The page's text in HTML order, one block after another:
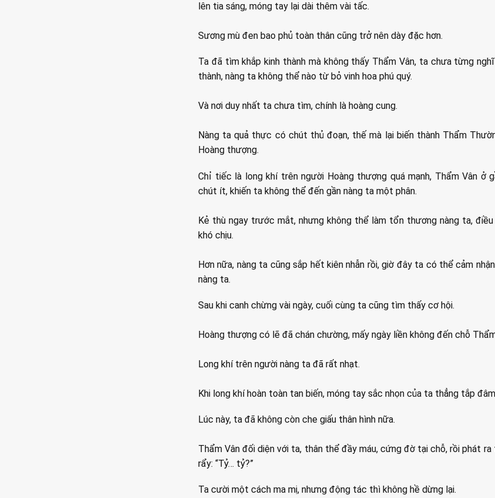
lên tia sáng, móng tay lại dài thêm vài tấc.
Sương mù đen bao phủ toàn thân cũng trở nên dày đặc hơn.
Ta đã tìm khắp kinh thành mà không thấy Thẩm Vân, ta chưa từng
thành, nàng ta không thể nào từ bỏ vinh hoa phú quý.
Và nơi duy nhất ta chưa tìm, chính là hoàng cung.
Nàng ta quả thực có chút thủ đoạn, thế mà lại biến thành Thẩm
Hoàng thượng.
Chỉ tiếc là long khí trên người Hoàng thượng quá mạnh, Thẩm Vân ở
chút ít, khiến ta không thể đến gần nàng ta một phân.
Kẻ thù ngay trước mắt, nhưng không thể làm tổn thương nàng ta,
khó chịu.
Hơn nữa, nàng ta cũng sắp hết kiên nhẫn rồi, giờ đây ta có thể cảm
nàng ta.
Sau khi canh chừng vài ngày, cuối cùng ta cũng tìm thấy cơ hội.
Hoàng thượng có lẽ đã chán chường, mấy ngày liền không đến chỗ
Long khí trên người nàng ta đã rất nhạt.
Khi long khí hoàn toàn tan biến, móng tay sắc nhọn của ta thẳng tắp
Lúc này, ta đã không còn che giấu thân hình nữa.
Thẩm Vân đối diện với ta, thân thể đầy máu, cứng đờ tại chỗ, rồi phát
rẩy: “Tỷ… tỷ?”
Ta cười một cách ma mị, nhưng động tác thì không hề dừng lại.